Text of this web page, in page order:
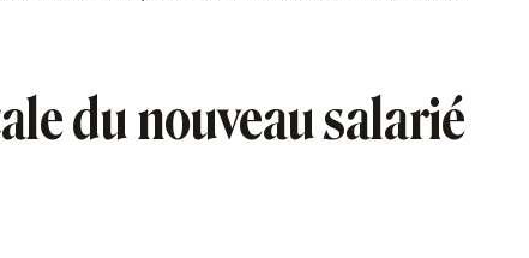
du nouveau salarié